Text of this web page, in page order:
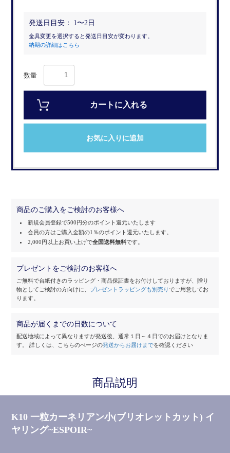
発送日目安： 1〜2日
金具変更を選択すると発送日目安が変わります。
納期の詳細はこちら
数量
カートに入れる
お気に入りに追加
商品のご購入をご検討のお客様へ
新規会員登録で500円分のポイント還元いたします
会員の方はご購入金額の1％のポイント還元いたします。
2,000円以上お買い上げで全国送料無料です。
プレゼントをご検討のお客様へ
ご無料で台紙付きのラッピング・商品保証書をお付けしておりますが、贈り
物としてご検討の方向けに、 プレゼントラッピングも別売りでご用意してお
ります。
商品が届くまでの日数について
配送地域によって異なりますが発送後、通常１日～４日でのお届けとなりま
す。
詳しくは、こちらのぺージの発送からお届けまでを確認ください
商品説明
K10 一粒カーネリアン小(ブリオレットカット) イ
ヤリング~ESPOIR~